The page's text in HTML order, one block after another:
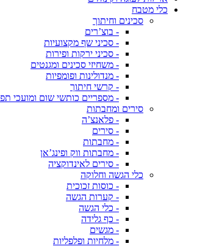
כלי מטבח
סכינים וחיתוך
- בוצ’רים
- סכיני שף מקצועיות
- סכיני ירקות ופירות
- משחיזי סכינים ומגנטים
- מנדולינות ופומפיות
- קרשי חיתוך
- מספריים כותשי שום ומועכי
סירים ומחבתות
- פלאנצ’ה
- סירים
- מחבתות
- מחבתות ווק ופינג’אן
- סירים לאינדוקציה
כלי הגשה וחלוקה
- כוסות זכוכית
- קערות הגשה
- כלי הגשה
- כף גלידה
- מגשים
- מלחיות ופלפליות